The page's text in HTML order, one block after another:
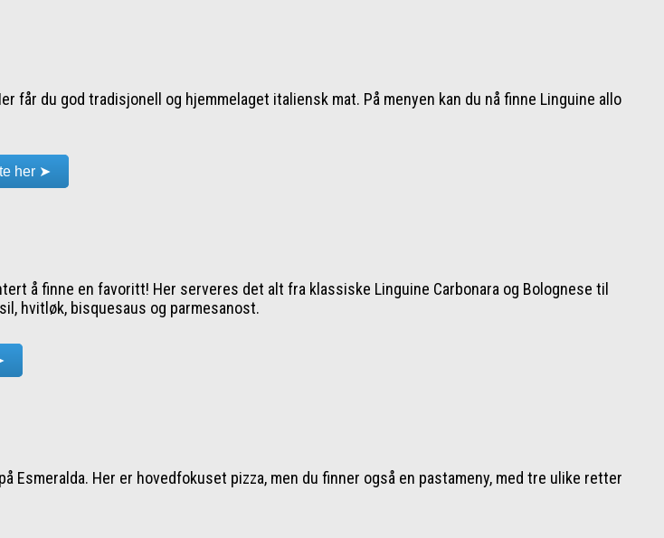
du god tradisjonell og hjemmelaget italiensk mat. På menyen kan du nå finne Linguine allo
her ➤
å finne en favoritt! Her serveres det alt fra klassiske Linguine Carbonara og Bolognese til
hvitløk, bisquesaus og parmesanost.
Esmeralda. Her er hovedfokuset pizza, men du finner også en pastameny, med tre ulike retter